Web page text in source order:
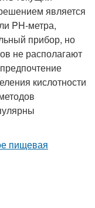
является
PH-метра,
прибор, но
не располагают
кислотности